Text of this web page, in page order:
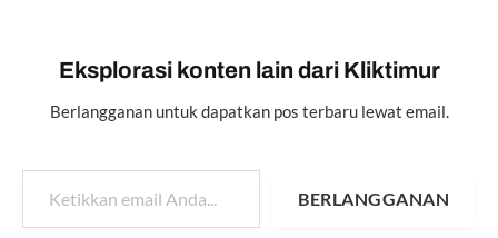
Eksplorasi konten lain dari Kliktimur
Berlangganan untuk dapatkan pos terbaru lewat email.
Ketikkan email Anda...
BERLANGGANAN